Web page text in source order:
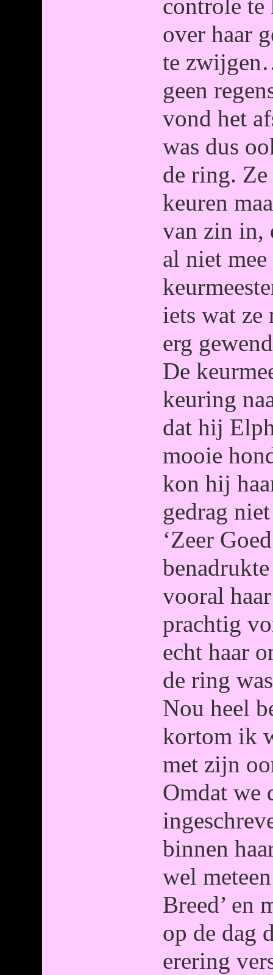
controle
over haar
te
geen
vond het
was dus
de ring.
keuren
van zin in,
al niet mee
iets wat
erg
De
keuring
dat hij
mooie
kon hij
gedrag
‘Zeer
vooral
prachtig
echt haar
de ring
Nou heel
kortom ik
met zijn
Omdat we
binnen
wel
Breed’ en
op de dag
erering